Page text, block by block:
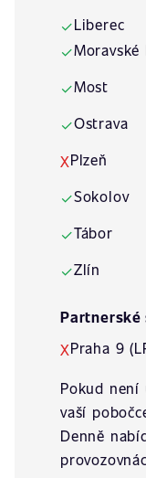
✓Liberec
✓Moravské
✓Most
✓Ostrava
XPlzeň
✓Sokolov
✓Tábor
✓Zlín
Partnerské
XPraha 9
Pokud není
vaší
Denně